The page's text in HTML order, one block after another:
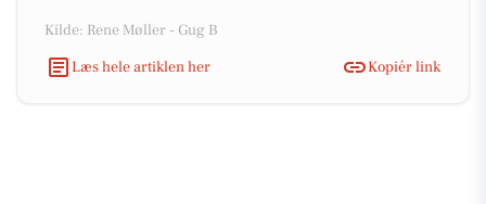
Kilde: Rene Møller - Gug B
Læs hele artiklen her
Kopiér link